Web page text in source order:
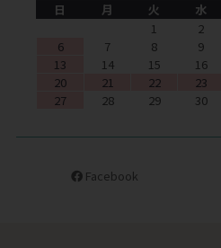
日
月 火 水
1
2
6
7 8 9
13
14 15 16
20
21 22 23
27
28 29 30
Facebook